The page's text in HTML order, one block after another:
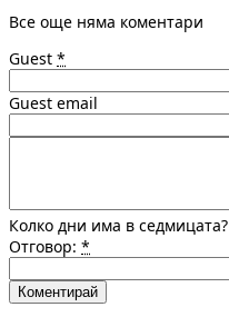
Все още няма коментари
Guest *
Guest email
Колко дни има в седмицата?
Отговор: *